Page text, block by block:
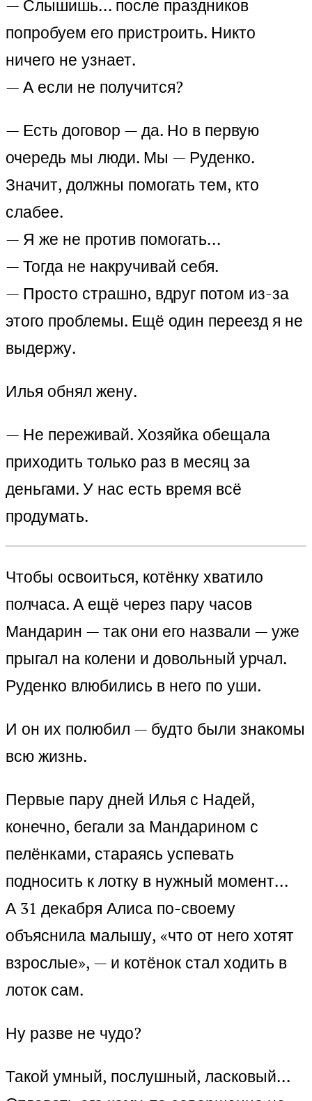
— Слышишь… после праздников
попробуем его пристроить. Никто
ничего не узнает.
— А если не получится?
— Есть договор — да. Но в первую
очередь мы люди. Мы — Руденко.
Значит, должны помогать тем, кто
слабее.
— Я же не против помогать…
— Тогда не накручивай себя.
— Просто страшно, вдруг потом из-за
этого проблемы. Ещё один переезд я не
выдержу.
Илья обнял жену.
— Не переживай. Хозяйка обещала
приходить только раз в месяц за
деньгами. У нас есть время всё
продумать.
Чтобы освоиться, котёнку хватило
полчаса. А ещё через пару часов
Мандарин — так они его назвали — уже
прыгал на колени и довольный урчал.
Руденко влюбились в него по уши.
И он их полюбил — будто были знакомы
всю жизнь.
Первые пару дней Илья с Надей,
конечно, бегали за Мандарином с
пелёнками, стараясь успевать
подносить к лотку в нужный момент…
А 31 декабря Алиса по-своему
объяснила малышу, «что от него хотят
взрослые», — и котёнок стал ходить в
лоток сам.
Ну разве не чудо?
Такой умный, послушный, ласковый…